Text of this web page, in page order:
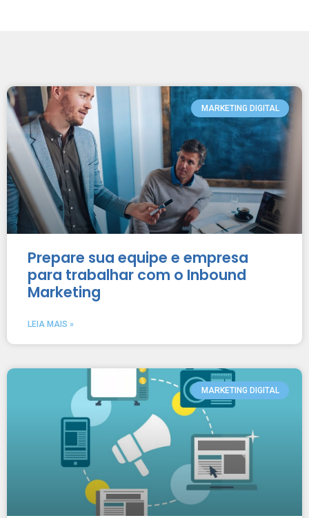
MARKETING DIGITAL
Prepare sua equipe e empresa
para trabalhar com o Inbound
Marketing
LEIA MAIS »
MARKETING DIGITAL